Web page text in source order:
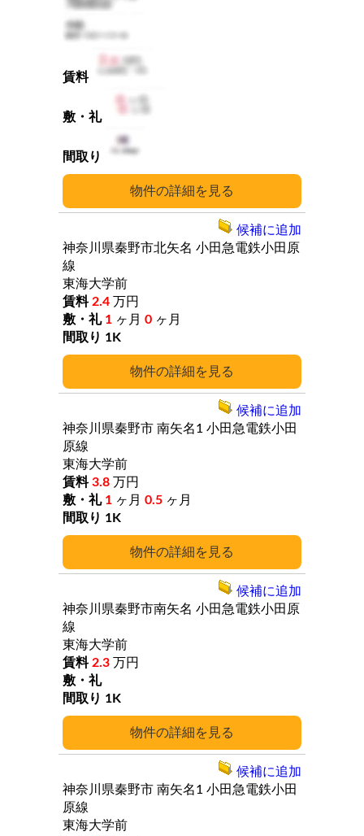
詳細
詳細
神奈川県秦野市北矢名 小田急電鉄小田原
線
東海大学前
2.4 万円
1 ヶ月 0 ヶ月
1K
候補に追加
詳細
神奈川県秦野市 南矢名1 小田急電鉄小田
原線
東海大学前
3.8 万円
1 ヶ月 0.5 ヶ月
1K
候補に追加
詳細
神奈川県秦野市南矢名 小田急電鉄小田原
線
東海大学前
2.3 万円
1K
候補に追加
神奈川県秦野市 南矢名1 小田急電鉄小田
原線
東海大学前
候補に追加